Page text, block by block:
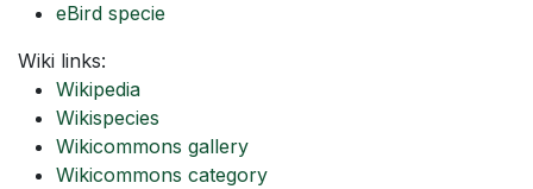
eBird specie
Wiki links:
Wikipedia
Wikispecies
Wikicommons gallery
Wikicommons category